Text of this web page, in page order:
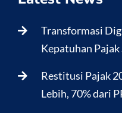
Transformasi
Kepatuhan
Restitusi Pajak
Lebih, 70% dari